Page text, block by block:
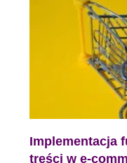
Implementacja
treści w e-